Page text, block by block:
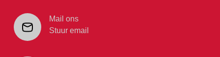
Mail ons
Stuur email